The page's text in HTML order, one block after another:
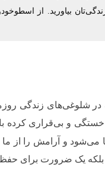
بیاورید. از
در شلوغی‌های زندگی
و بی‌قراری کرده
می‌شود و آرامش را از ما
بلکه یک ضرورت برای